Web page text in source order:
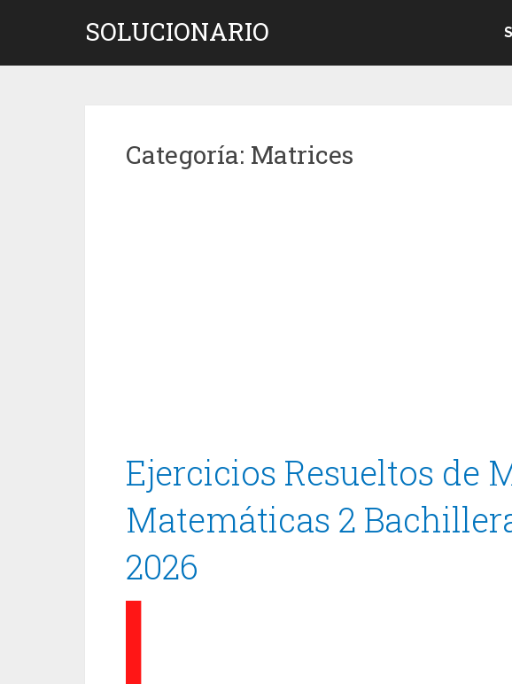
SOLUCIONARIO
Categoría: Matrices
Ejercicios Resueltos de
Matemáticas 2
2026